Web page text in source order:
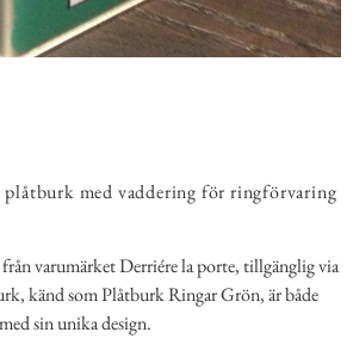
plåtburk med vaddering för ringförvaring
varumärket Derriére la porte, tillgänglig via
känd som Plåtburk Ringar Grön, är både
sin unika design.